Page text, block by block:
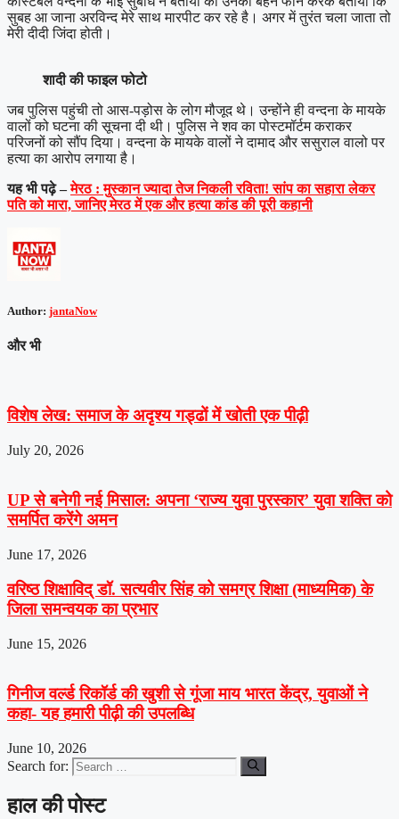
सुबह आ जाना अरविन्द मेरे साथ मारपीट कर रहे है। अगर में तुरंत चला जाता तो
मेरी दीदी जिंदा होती।
शादी की फाइल फोटो
जब पुलिस पहुंची तो आस-पड़ोस के लोग मौजूद थे। उन्होंने ही वन्दना के मायके
वालों को घटना की सूचना दी थी। पुलिस ने शव का पोस्टमॉर्टम कराकर
परिजनों को सौंप दिया। वन्दना के मायके वालों ने दामाद और ससुराल वालो पर
हत्या का आरोप लगाया है।
यह भी पढ़े –मेरठ : मुस्कान ज्यादा तेज निकली रविता! सांप का सहारा लेकर
पति को मारा, जानिए मेरठ में एक और हत्या कांड की पूरी कहानी
Author: jantaNow
और भी
विशेष लेख: समाज के अदृश्य गड्ढों में खोती एक पीढ़ी
July 20, 2026
UP से बनेगी नई मिसाल: अपना ‘राज्य युवा पुरस्कार’ युवा शक्ति को
समर्पित करेंगे अमन
June 17, 2026
वरिष्ठ शिक्षाविद् डॉ. सत्यवीर सिंह को समग्र शिक्षा (माध्यमिक) के
जिला समन्वयक का प्रभार
June 15, 2026
गिनीज वर्ल्ड रिकॉर्ड की खुशी से गूंजा माय भारत केंद्र, युवाओं ने
कहा- यह हमारी पीढ़ी की उपलब्धि
June 10, 2026
Search for:
हाल की पोस्ट